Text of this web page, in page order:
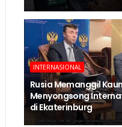
INTERNASIONAL
Rusia Memanggil
Menyongsong
di Ekaterinburg